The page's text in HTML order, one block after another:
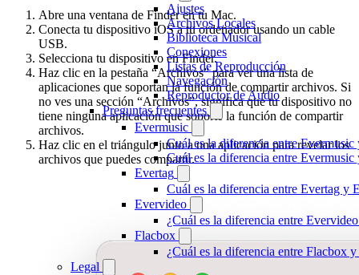
Ajustes
Archivos Locales
Biblioteca Musical
Conexiones
Listas de Reproducción
Navegación
Reproductor de Audio
Preguntas frecuentes
Evermusic
Cuál es la diferencia entre
Cuál es la diferencia entre
Evertag
Cuál es la diferencia entre Evertag y
Evervideo
¿Cuál es la diferencia entre
Flacbox
¿Cuál es la diferencia entre Flacbox
Legal
Abre una ventana de Finder en tu Mac.
Conecta tu dispositivo iOS a tu ordenador usando un cable
USB.
Selecciona tu dispositivo en Finder.
Haz clic en la pestaña “Archivos” para ver una lista de
aplicaciones que soportan la función de compartir archivos. Si
no ves una sección “Archivos”, significa que tu dispositivo no
tiene ninguna aplicación que soporte la función de compartir
archivos.
Haz clic en el triángulo junto a una aplicación para revelar los
archivos que puedes compartir.